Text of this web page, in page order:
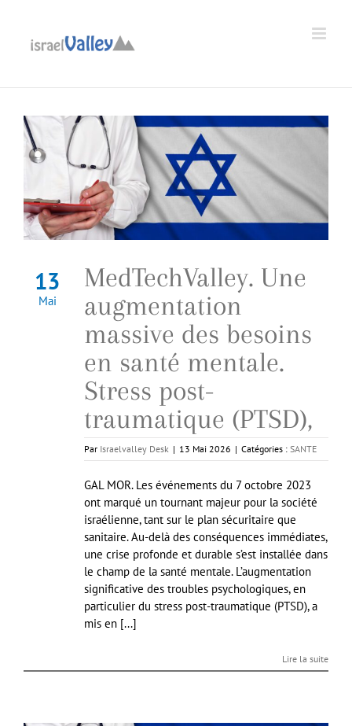
Ouvrir la barre d’outils
contenu
13
Mai
MedTechValley. Une
augmentation
massive des besoins
en santé mentale.
Stress post-
traumatique (PTSD),
Par Israelvalley Desk | 13 Mai 2026 | Catégories : SANTE
GAL MOR. Les événements du 7 octobre 2023
ont marqué un tournant majeur pour la société
israélienne, tant sur le plan sécuritaire que
sanitaire. Au-delà des conséquences immédiates,
une crise profonde et durable s’est installée dans
le champ de la santé mentale. L’augmentation
significative des troubles psychologiques, en
particulier du stress post-traumatique (PTSD), a
mis en [...]
Lire la suite